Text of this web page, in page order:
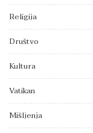
Religija
Društvo
Kultura
Vatikan
Mišljenja